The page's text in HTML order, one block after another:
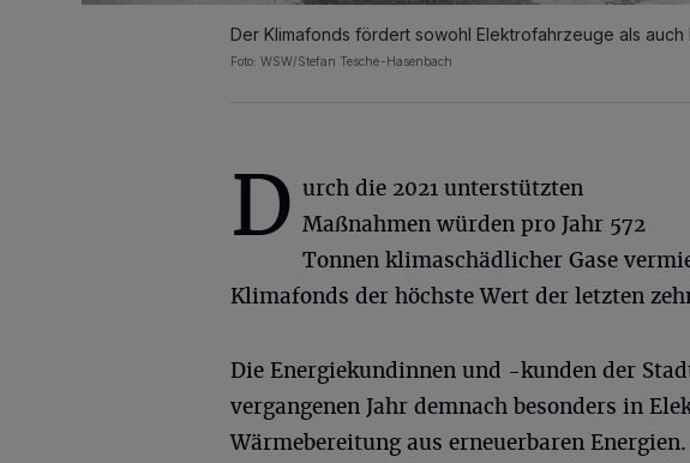
Der Klimafonds fördert sowohl Elektrofahrzeuge als auch
Foto: WSW/Stefan Tesche-Hasenbach
D urch die 2021 unterstützten
Maßnahmen würden pro Jahr 572
Tonnen klimaschädlicher Gase
Klimafonds der höchste Wert der letzten
Die Energiekundinnen und -kunden der
vergangenen Jahr demnach besonders in
Wärmebereitung aus erneuerbaren